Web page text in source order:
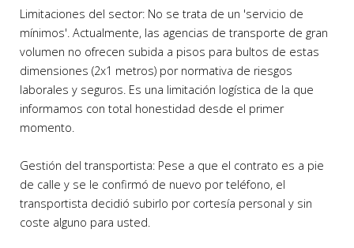
Limitaciones del sector: No se trata de un 'servicio de
mínimos'. Actualmente, las agencias de transporte de gran
volumen no ofrecen subida a pisos para bultos de estas
dimensiones (2x1 metros) por normativa de riesgos
laborales y seguros. Es una limitación logística de la que
informamos con total honestidad desde el primer
momento.
Gestión del transportista: Pese a que el contrato es a pie
de calle y se le confirmó de nuevo por teléfono, el
transportista decidió subirlo por cortesía personal y sin
coste alguno para usted.